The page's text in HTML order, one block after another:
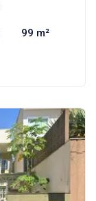
99 m²